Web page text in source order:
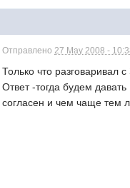
Отправлено27 May 2008 -
Только что разговаривал
Ответ -тогда будем
согласен и чем чаще тем